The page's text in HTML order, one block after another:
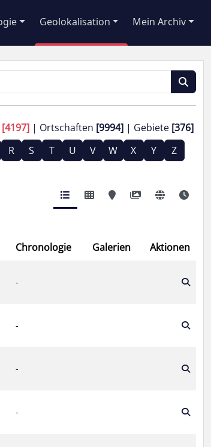
Geolokalisation Mein Archiv
[4197] Ortschaften [9994] Gebiete [376]
R S T U V W X Y Z
Chronologie Galerien Aktionen
-
-
-
-